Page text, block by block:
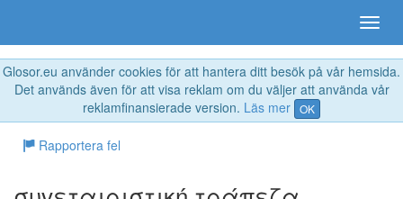
Glosor.eu använder cookies för att hantera ditt besök på vår hemsida.
Det används även för att visa reklam om du väljer att använda vår
reklamfinansierade version. Läs mer OK
Rapportera fel